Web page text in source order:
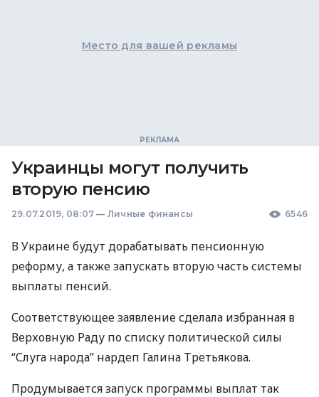
Место для вашей рекламы
Украинцы могут получить
вторую пенсию
29.07.2019, 08:07 — Личные финансы 6546
В Украине будут дорабатывать пенсионную
реформу, а также запускать вторую часть системы
выплаты пенсий.
Соответствующее заявление сделала избранная в
Верховную Раду по списку политической силы
“Слуга народа” нардеп Галина Третьякова.
Продумывается запуск программы выплат так